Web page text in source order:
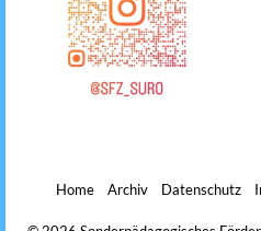
Home Archiv Datenschutz